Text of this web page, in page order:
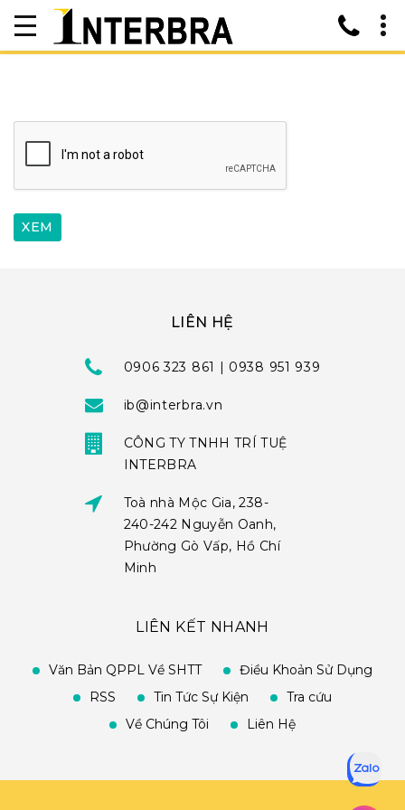
LIÊN HỆ
0906 323 861 | 0938 951 939
ib@interbra.vn
CÔNG TY TNHH TRÍ TUỆ
INTERBRA
Toà nhà Mộc Gia, 238-
240-242 Nguyễn Oanh,
Phường Gò Vấp, Hồ Chí
Minh
LIÊN KẾT NHANH
Văn Bản QPPL Về SHTT
Điều Khoản Sử Dụng
RSS
Tin Tức Sự Kiện
Tra cứu
Về Chúng Tôi
Liên Hệ